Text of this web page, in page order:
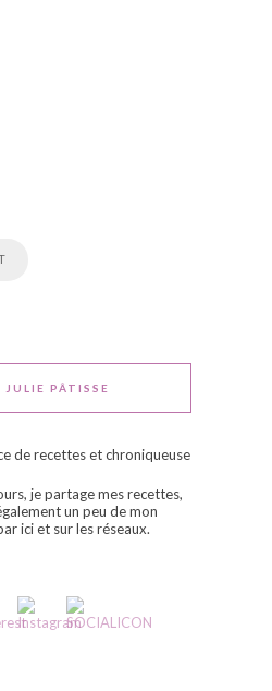
JULIE PÂTISSE
de recettes et chroniqueuse
je partage mes recettes,
un peu de mon
ici et sur les réseaux.